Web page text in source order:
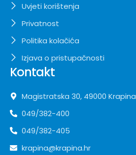
Uvjeti korištenja
Privatnost
Politika kolačića
Izjava o pristupačnosti
Kontakt
Magistratska 30, 49000 Krapina
049/382-400
049/382-405
krapina@krapina.hr